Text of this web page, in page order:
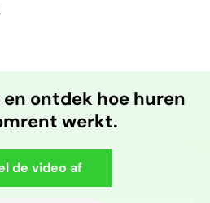
ontdek hoe huren
werkt.
de video af